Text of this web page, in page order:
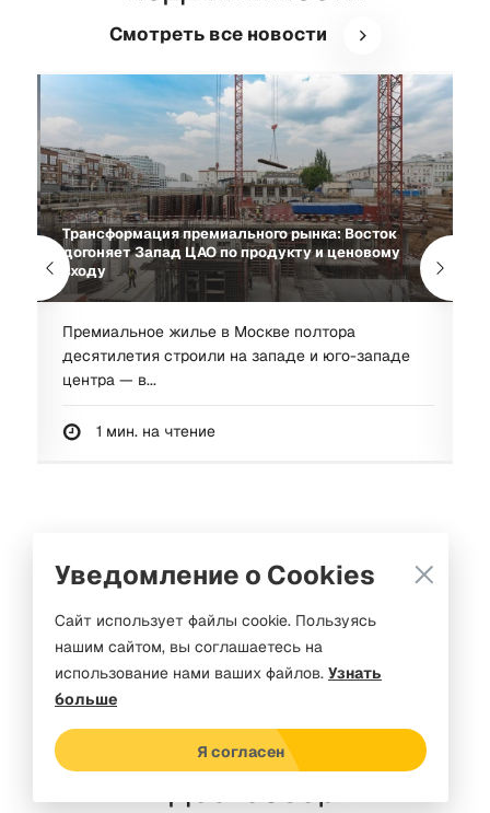
Смотреть все новости
Трансформация премиального рынка: Восток
догоняет Запад ЦАО по продукту и ценовому
входу
Премиальное жилье в Москве полтора
десятилетия строили на западе и юго-западе
центра — в...
1 мин. на чтение
Видео-обзоры
Уведомление о Cookies
Сайт использует файлы cookie. Пользуясь
нашим сайтом, вы соглашаетесь на
использование нами ваших файлов. Узнать
больше
Я согласен